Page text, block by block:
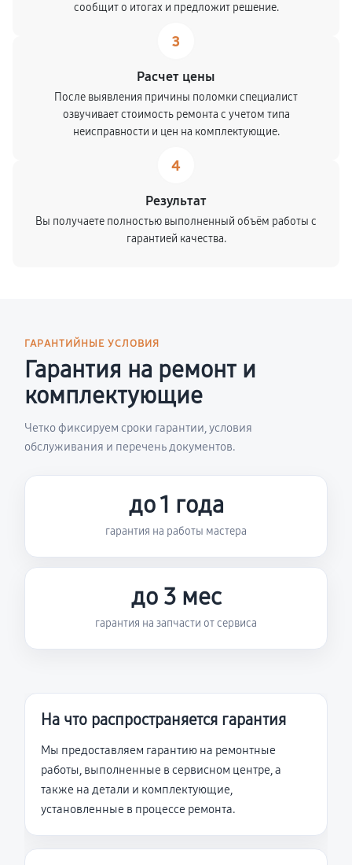
сообщит о итогах и предложит решение.
3
Расчет цены
После выявления причины поломки специалист
озвучивает стоимость ремонта с учетом типа
неисправности и цен на комплектующие.
4
Результат
Вы получаете полностью выполненный объём работы с
гарантией качества.
ГАРАНТИЙНЫЕ УСЛОВИЯ
Гарантия на ремонт и
комплектующие
Четко фиксируем сроки гарантии, условия
обслуживания и перечень документов.
до 1 года
гарантия на работы мастера
до 3 мес
гарантия на запчасти от сервиса
На что распространяется гарантия
Мы предоставляем гарантию на ремонтные
работы, выполненные в сервисном центре, а
также на детали и комплектующие,
установленные в процессе ремонта.